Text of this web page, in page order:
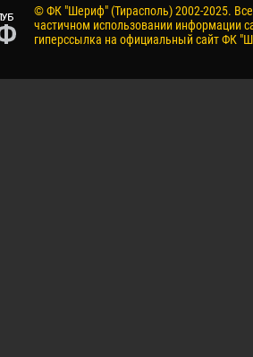
© ФК "Шериф" (Тирасполь) 2002-2025.
частичном использовании информации
гиперссылка на официальный сайт ФК